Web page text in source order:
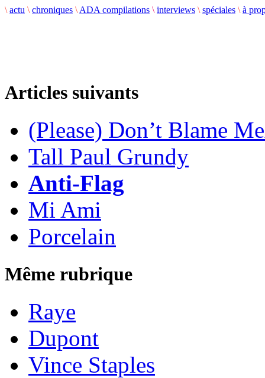
\ actu \ chroniques \ ADA compilations \ interviews \ spéciales \ à
Articles suivants
(Please) Don’t Blame
Tall Paul Grundy
Anti-Flag
Mi Ami
Porcelain
Même rubrique
Raye
Dupont
Vince Staples